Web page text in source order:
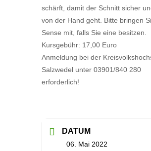
schärft, damit der Schnitt sicher
von der Hand geht. Bitte bringen
Sense mit, falls Sie eine besitzen.
Kursgebühr: 17,00 Euro
Anmeldung bei der
Salzwedel unter 03901/840 280
erforderlich!
DATUM
06. Mai 2022